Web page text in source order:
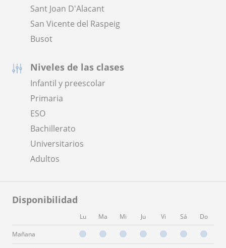
Sant Joan D'Alacant
San Vicente del Raspeig
Busot
Niveles de las clases
Infantil y preescolar
Primaria
ESO
Bachillerato
Universitarios
Adultos
Disponibilidad
Lu Ma Mi Ju Vi Sá Do
Mañana